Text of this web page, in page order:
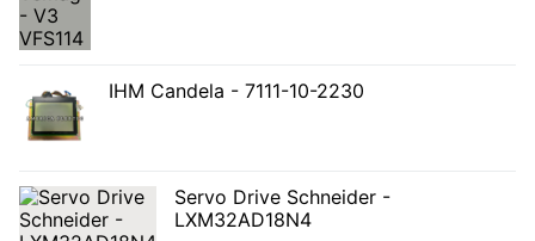
IHM Candela - 7111-10-2230
Servo Drive Schneider -
LXM32AD18N4